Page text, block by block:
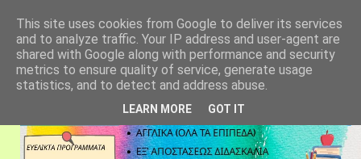
This site uses cookies from Google to deliver its services
and to analyze traffic. Your IP address and user-agent are
shared with Google along with performance and security
metrics to ensure quality of service, generate usage
statistics, and to detect and address abuse.
LEARN MORE GOT IT